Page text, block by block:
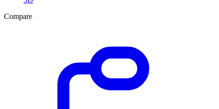
Compare